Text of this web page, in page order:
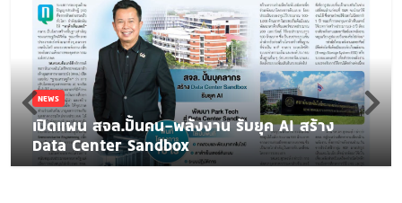
NEWS
เปิดแผน สจล.ปั้นคน-พลังงาน รับยุค AI สร้าง
Data Center Sandbox